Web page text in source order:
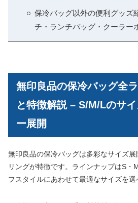
保冷バッグ以外の便利グッズ
チ・ランチバッグ・クーラー
無印良品の保冷バッグ全
と特徴解説 – S/M/Lのサ
ー展開
無印良品の保冷バッグは多彩なサイズ
リングが特徴です。ラインナップはS・
フスタイルにあわせて最適なサイズを選